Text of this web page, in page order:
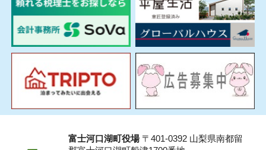
富士河口湖町役場〒401-0392 山梨県南都留